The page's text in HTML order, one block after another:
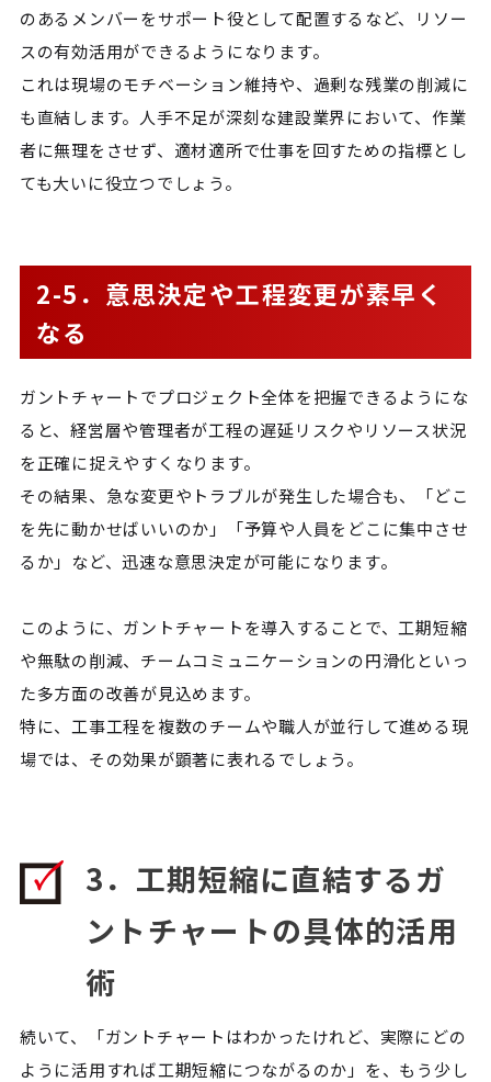
のあるメンバーをサポート役として配置するなど、リソー
スの有効活用ができるようになります。
これは現場のモチベーション維持や、過剰な残業の削減に
も直結します。人手不足が深刻な建設業界において、作業
者に無理をさせず、適材適所で仕事を回すための指標とし
ても大いに役立つでしょう。
2-5．意思決定や工程変更が素早く
なる
ガントチャートでプロジェクト全体を把握できるようにな
ると、経営層や管理者が工程の遅延リスクやリソース状況
を正確に捉えやすくなります。
その結果、急な変更やトラブルが発生した場合も、「どこ
を先に動かせばいいのか」「予算や人員をどこに集中させ
るか」など、迅速な意思決定が可能になります。
このように、ガントチャートを導入することで、工期短縮
や無駄の削減、チームコミュニケーションの円滑化といっ
た多方面の改善が見込めます。
特に、工事工程を複数のチームや職人が並行して進める現
場では、その効果が顕著に表れるでしょう。
3．工期短縮に直結するガ
ントチャートの具体的活用
術
続いて、「ガントチャートはわかったけれど、実際にどの
ように活用すれば工期短縮につながるのか」を、もう少し